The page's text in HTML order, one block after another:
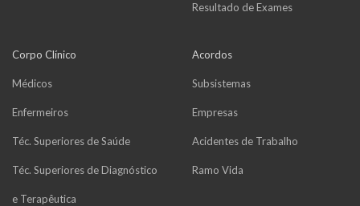
Resultado de Exames
Corpo Clínico
Médicos
Enfermeiros
Téc. Superiores de Saúde
Téc. Superiores de Diagnóstico
e Terapêutica
Acordos
Subsistemas
Empresas
Acidentes de Trabalho
Ramo Vida